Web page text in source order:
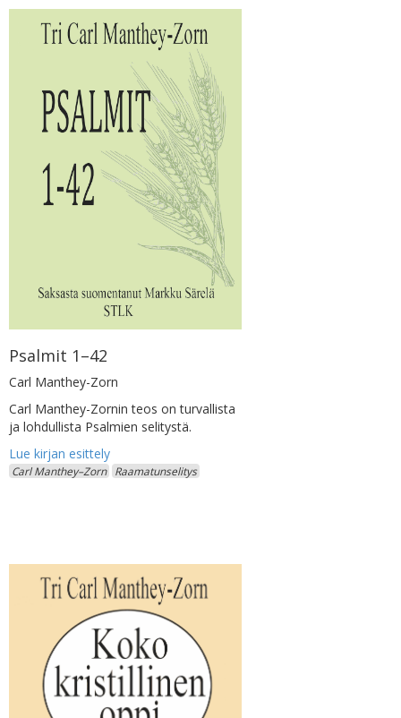
Psalmit 1–42
Carl Manthey-Zorn
Carl Manthey-Zornin teos on turvallista
ja lohdullista Psalmien selitystä.
Carl Manthey–Zorn Raamatunselitys